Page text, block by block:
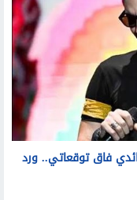
فاق توقعاتي.. ورد